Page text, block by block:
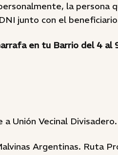
la persona
junto con el
en tu Barrio del 4 al
Unión Vecinal
Argentinas. Ruta